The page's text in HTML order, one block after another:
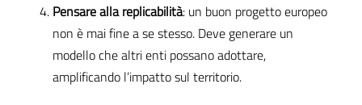
Pensare alla replicabilità: un buon progetto europeo
non è mai fine a se stesso. Deve generare un
modello che altri enti possano adottare,
amplificando l’impatto sul territorio.